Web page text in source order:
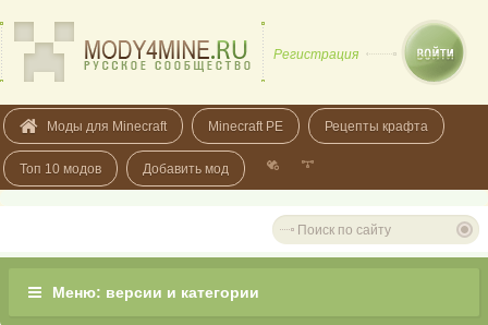
Регистрация
Моды для Minecraft Minecraft PE Рецепты крафта
Топ 10 модов Добавить мод